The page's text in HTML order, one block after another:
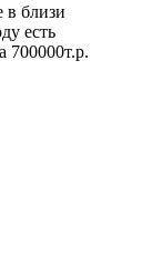
в близи
есть
700000т.р.